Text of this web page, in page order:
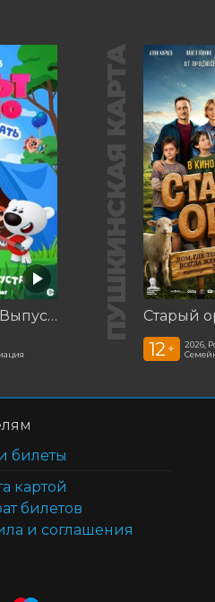
МУЛЬТ в кино. Выпуск №198. Некогда скучать ПУШКИНСКАЯ КАРТА Старый
12 +
2026,
билеты
картой
билетов
и соглашения